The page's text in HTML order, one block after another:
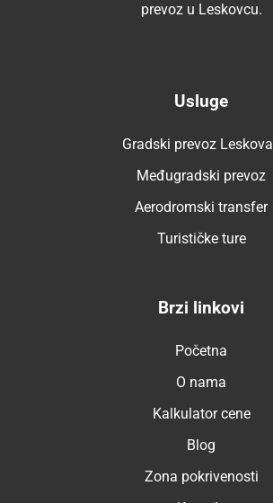
prevoz u Leskovcu.
Usluge
Gradski prevoz
Međugradski prevoz
Aerodromski transfer
Turističke ture
Brzi linkovi
Početna
O nama
Kalkulator cene
Blog
Zona pokrivenosti